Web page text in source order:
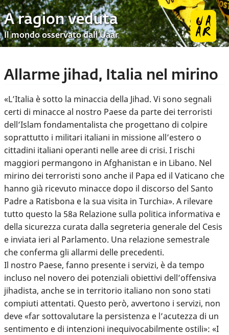
A ragion veduta
Il mondo osservato dall’Uaar
Allarme jihad, Italia nel mirino
«L’Italia è sotto la minaccia della Jihad. Vi sono segnali
certi di minacce al nostro Paese da parte dei terroristi
dell’Islam fondamentalista che progettano di colpire
soprattutto i militari italiani in missione all’estero o
cittadini italiani operanti nelle aree di crisi. I rischi
maggiori permangono in Afghanistan e in Libano. Nel
mirino dei terroristi sono anche il Papa ed il Vaticano che
hanno già ricevuto minacce dopo il discorso del Santo
Padre a Ratisbona e la sua visita in Turchia». A rilevare
tutto questo la 58a Relazione sulla politica informativa e
della sicurezza curata dalla segreteria generale del Cesis
e inviata ieri al Parlamento. Una relazione semestrale
che conferma gli allarmi delle precedenti.
Il nostro Paese, fanno presente i servizi, è da tempo
incluso nel novero dei potenziali obiettivi dell’offensiva
jihadista, anche se in territorio italiano non sono stati
compiuti attentati. Questo però, avvertono i servizi, non
deve «far sottovalutare la persistenza e l’acutezza di un
sentimento e di intenzioni inequivocabilmente ostili»: «I